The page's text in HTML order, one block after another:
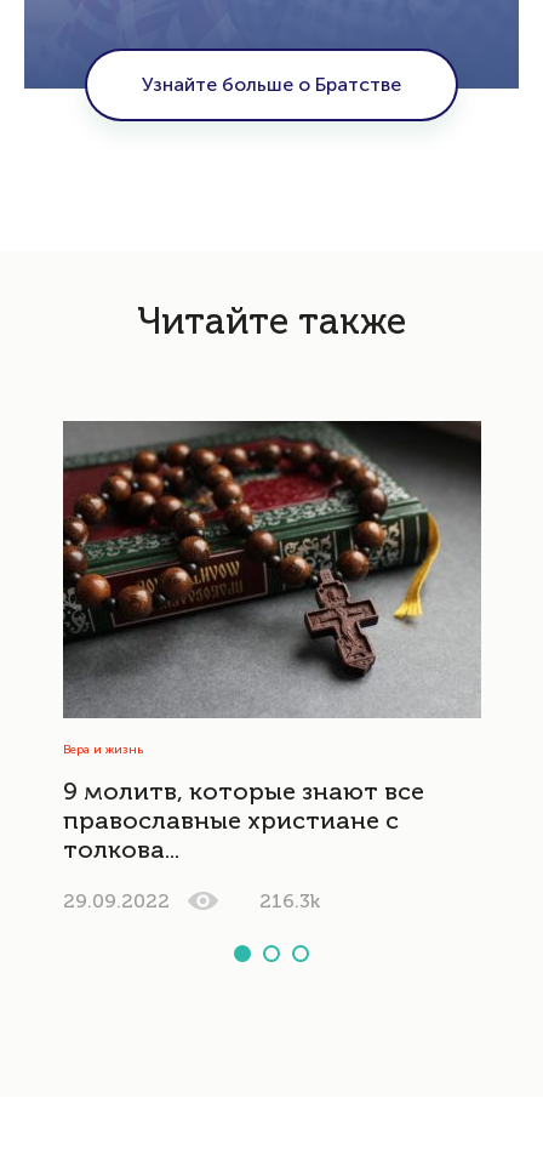
Узнайте больше о Братстве
Читайте также
Вера и жизнь
9 молитв, которые знают все
православные христиане с
толкова...
29.09.2022 216.3k